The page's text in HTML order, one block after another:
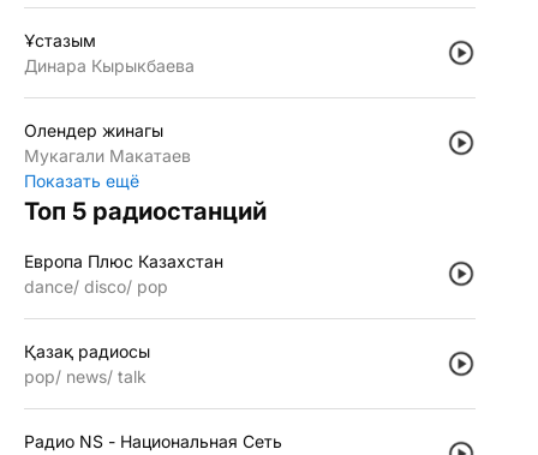
Ұстазым
Динара Кырыкбаева
Олендер жинагы
Мукагали Макатаев
Показать ещё
Топ 5 радиостанций
Европа Плюс Казахстан
dance disco pop
Қазақ радиосы
pop
news talk
Радио NS - Национальная Сеть